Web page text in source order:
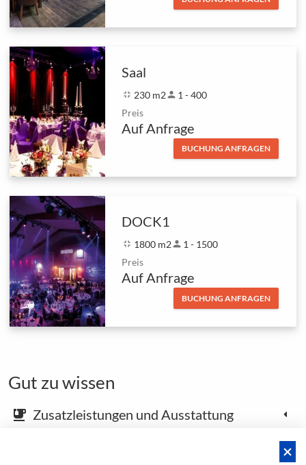
Saal
fullscreen_exit 230 m2person 1 - 400
Preis
Auf Anfrage
BUCHUNG ANFRAGEN
DOCK1
fullscreen_exit 1800 m2person 1 - 1500
Preis
Auf Anfrage
BUCHUNG ANFRAGEN
Gut zu wissen
emoji_food_beverage Zusatzleistungen und Ausstattung